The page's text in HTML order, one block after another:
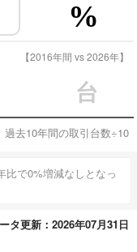
%
【2016年間 vs 2026年】
台
過去10年間の取引台数÷10
比で0%増減なしとなっ
タ更新：2026年07月31日